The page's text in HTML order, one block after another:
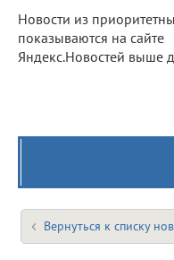
Новости из
показываются на сайте
Яндекс.Новостей выше
Вернуться к списку